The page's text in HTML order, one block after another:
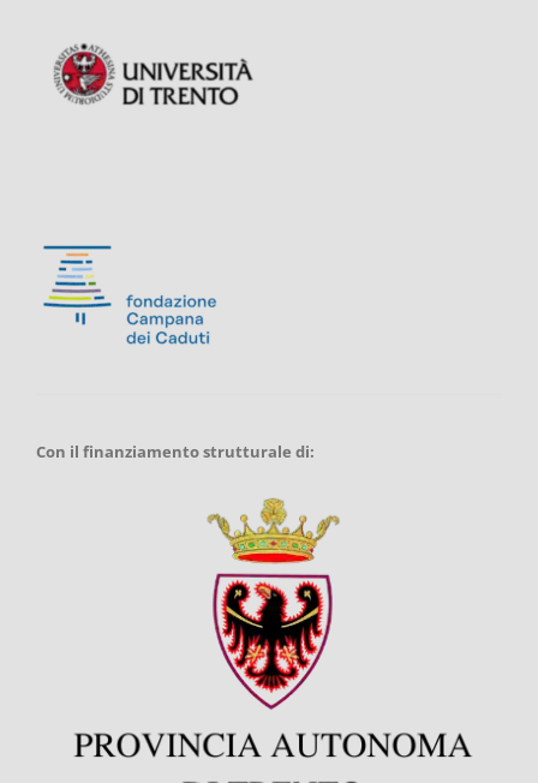
Con il finanziamento strutturale di: